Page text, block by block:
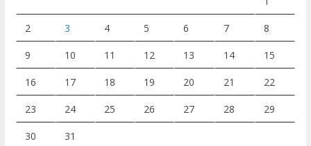
2 3 4 5 6 7 8
9 10 11 12 13 14 15
16 17 18 19 20 21 22
23 24 25 26 27 28 29
30 31